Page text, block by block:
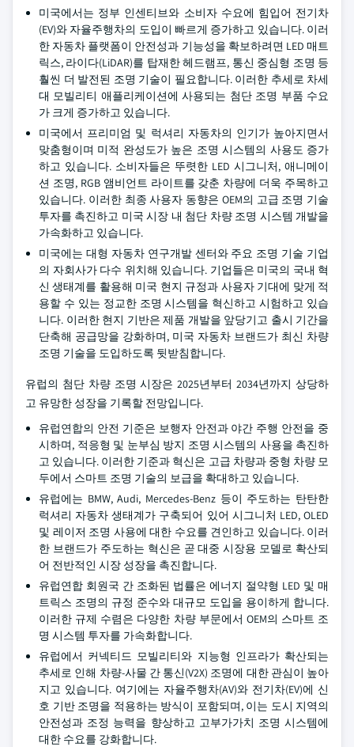
미국에서는 정부 인센티브와 소비자 수요에 힘입어 전기차
(EV)와 자율주행차의 도입이 빠르게 증가하고 있습니다. 이러
한 자동차 플랫폼이 안전성과 기능성을 확보하려면 LED 매트
릭스, 라이다(LiDAR)를 탑재한 헤드램프, 통신 중심형 조명 등
훨씬 더 발전된 조명 기술이 필요합니다. 이러한 추세로 차세
대 모빌리티 애플리케이션에 사용되는 첨단 조명 부품 수요
가 크게 증가하고 있습니다.
미국에서 프리미엄 및 럭셔리 자동차의 인기가 높아지면서
맞춤형이며 미적 완성도가 높은 조명 시스템의 사용도 증가
하고 있습니다. 소비자들은 뚜렷한 LED 시그니처, 애니메이
션 조명, RGB 앰비언트 라이트를 갖춘 차량에 더욱 주목하고
있습니다. 이러한 최종 사용자 동향은 OEM의 고급 조명 기술
투자를 촉진하고 미국 시장 내 첨단 차량 조명 시스템 개발을
가속화하고 있습니다.
미국에는 대형 자동차 연구개발 센터와 주요 조명 기술 기업
의 자회사가 다수 위치해 있습니다. 기업들은 미국의 국내 혁
신 생태계를 활용해 미국 현지 규정과 사용자 기대에 맞게 적
용할 수 있는 정교한 조명 시스템을 혁신하고 시험하고 있습
니다. 이러한 현지 기반은 제품 개발을 앞당기고 출시 기간을
단축해 공급망을 강화하며, 미국 자동차 브랜드가 최신 차량
조명 기술을 도입하도록 뒷받침합니다.
유럽의 첨단 차량 조명 시장은 2025년부터 2034년까지 상당하
고 유망한 성장을 기록할 전망입니다.
유럽연합의 안전 기준은 보행자 안전과 야간 주행 안전을 중
시하며, 적응형 및 눈부심 방지 조명 시스템의 사용을 촉진하
고 있습니다. 이러한 기준과 혁신은 고급 차량과 중형 차량 모
두에서 스마트 조명 기술의 보급을 확대하고 있습니다.
유럽에는 BMW, Audi, Mercedes-Benz 등이 주도하는 탄탄한
럭셔리 자동차 생태계가 구축되어 있어 시그니처 LED, OLED
및 레이저 조명 사용에 대한 수요를 견인하고 있습니다. 이러
한 브랜드가 주도하는 혁신은 곧 대중 시장용 모델로 확산되
어 전반적인 시장 성장을 촉진합니다.
유럽연합 회원국 간 조화된 법률은 에너지 절약형 LED 및 매
트릭스 조명의 규정 준수와 대규모 도입을 용이하게 합니다.
이러한 규제 수렴은 다양한 차량 부문에서 OEM의 스마트 조
명 시스템 투자를 가속화합니다.
유럽에서 커넥티드 모빌리티와 지능형 인프라가 확산되는
추세로 인해 차량-사물 간 통신(V2X) 조명에 대한 관심이 높아
지고 있습니다. 여기에는 자율주행차(AV)와 전기차(EV)에 신
호 기반 조명을 적용하는 방식이 포함되며, 이는 도시 지역의
안전성과 조정 능력을 향상하고 고부가가치 조명 시스템에
대한 수요를 강화합니다.